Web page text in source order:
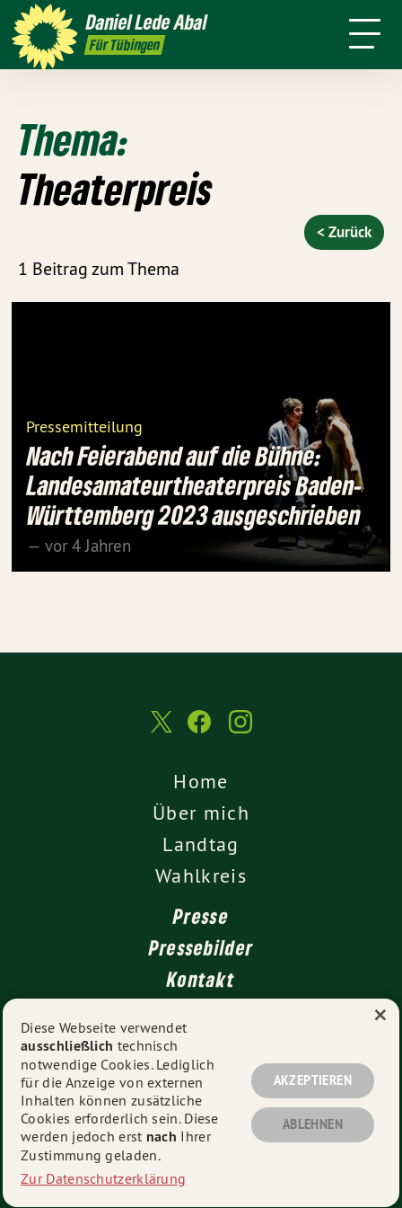
DanielLede Abal
Für Tübingen
Presse Pressebilder Kontakt
mich
Thema:
Theaterpreis
1 Beitrag zum Thema
< Zurück
Pressemitteilung
Nach Feierabend auf die Bühne:
Landesamateurtheaterpreis Baden-
Württemberg 2023 ausgeschrieben
— vor 4 Jahren
Home
Über mich
Landtag
Wahlkreis
Presse
Pressebilder
Kontakt
Impressum
Datenschutz
© 2026 Daniel Lede Abal MdL - Alle Rechte vorbehalten.
Diese Webseite verwendet
ausschließlich technisch
notwendige Cookies. Lediglich
für die Anzeige von externen
Inhalten können zusätzliche
Cookies erforderlich sein. Diese
werden jedoch erst nach Ihrer
Zustimmung geladen.
Zur Datenschutzerklärung
AKZEPTIEREN
ABLEHNEN
×